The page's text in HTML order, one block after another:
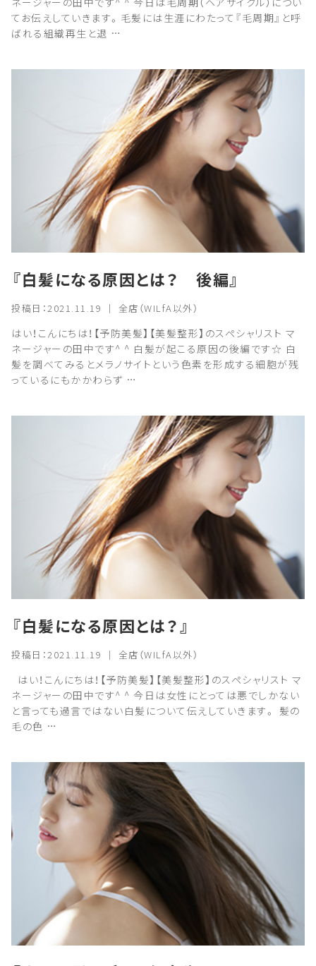
てお伝えしていきます。毛髪には生涯にわたって『毛周期』と呼
ばれる組織再生と退 …
『白髪になる原因とは？ 後編』
投稿日：2021.11.19 ｜ 全店（WILfA以外）
はい！こんにちは！【予防美髪】【美髪整形】のスペシャリスト マ
ネージャーの田中です^ ^ 白髪が起こる原因の後編です☆ 白
髪を調べてみるとメラノサイトという色素を形成する細胞が残
っているにもかかわらず …
『白髪になる原因とは？』
投稿日：2021.11.19 ｜ 全店（WILfA以外）
はい！こんにちは！【予防美髪】【美髪整形】のスペシャリスト マ
ネージャーの田中です^ ^ 今日は女性にとっては悪でしかない
と言っても過言ではない白髪について伝えしていきます。 髪の
毛の色 …